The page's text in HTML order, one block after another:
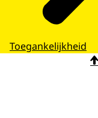
Toegankelijkheid